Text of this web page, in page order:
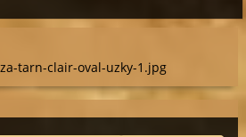
tarn-clair-oval-uzky-1.jpg